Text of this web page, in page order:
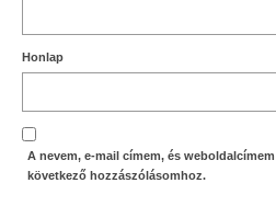
Honlap
A nevem, e-mail címem, és
következő hozzászólásomhoz.